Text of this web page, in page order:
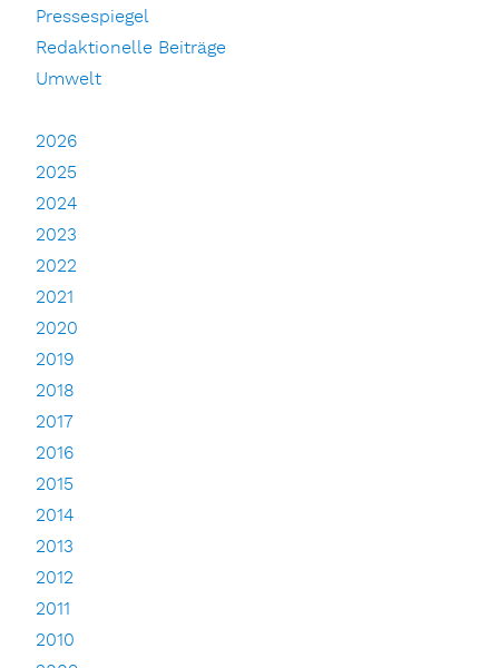
Pressespiegel
Redaktionelle Beiträge
Umwelt
2026
2025
2024
2023
2022
2021
2020
2019
2018
2017
2016
2015
2014
2013
2012
2011
2010